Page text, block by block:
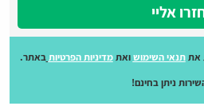
אליי
אתתנאי השימושואתמדיניות הפרטיות באתר.
ניתן בחינם!